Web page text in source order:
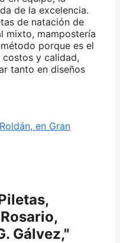
de la excelencia.
de natación de
mixto, mampostería
porque es el
y calidad,
tanto en diseños
en Gran
Gálvez,"